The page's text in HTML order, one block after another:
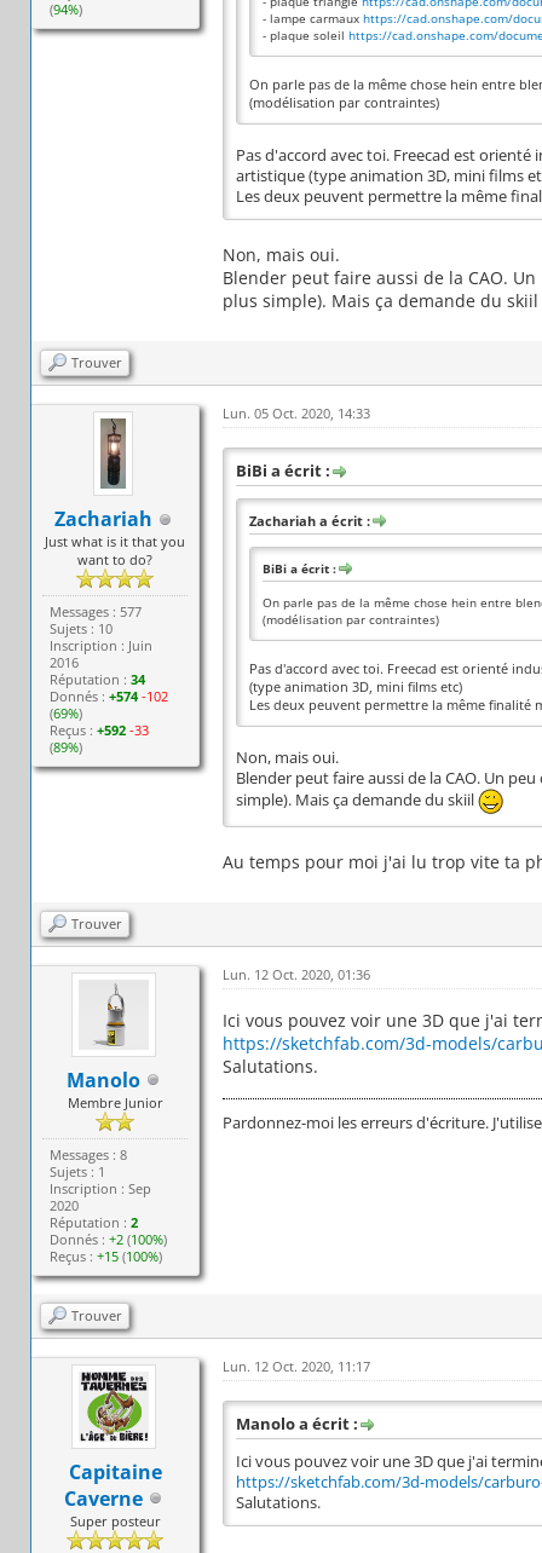
(94%)
- lampe carmaux https://cad.onshape.com/
- plaque soleil https://cad.onshape.com/
On parle pas de la même chose hein entre
(modélisation par contraintes)
Pas d'accord avec toi. Freecad est
artistique (type animation 3D, mini films
Les deux peuvent permettre la même
Non, mais oui.
Blender peut faire aussi de la CAO.
plus simple). Mais ça demande du skiil
Trouver
Zachariah
Just what is it that you
want to do?
Messages : 577
Sujets : 10
Inscription : Juin
2016
Réputation :34
Donnés :+574 -102
(69%)
Reçus :+592 -33
(89%)
Lun. 05 Oct. 2020, 14:33
BiBi a écrit :
Zachariah a écrit :
BiBi a écrit :
On parle pas de la même chose hein entre
(modélisation par contraintes)
Pas d'accord avec toi. Freecad est orienté
(type animation 3D, mini films etc)
Les deux peuvent permettre la même finalité
Non, mais oui.
Blender peut faire aussi de la CAO. Un
simple). Mais ça demande du skiil
Au temps pour moi j'ai lu trop vite ta
Trouver
Manolo
Membre Junior
Messages : 8
Sujets : 1
Inscription : Sep
2020
Réputation :2
Donnés :+2 (100%)
Reçus :+15 (100%)
Lun. 12 Oct. 2020, 01:36
Ici vous pouvez voir une 3D que j'ai
https://sketchfab.com/3d-models/
Salutations.
Pardonnez-moi les erreurs d'écriture.
Trouver
Capitaine
Caverne
Super posteur
Lun. 12 Oct. 2020, 11:17
Manolo a écrit :
Ici vous pouvez voir une 3D que j'ai
https://sketchfab.com/3d-models/
Salutations.